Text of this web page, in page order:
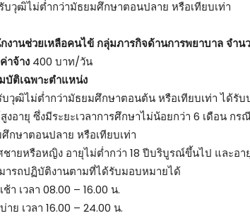
บวุฒิไม่ต่ำกว่ามัธยมศึกษาตอนปลาย หรือเทียบเท่า
งานช่วยเหลือคนไข้ กลุ่มภารกิจด้านการพยาบาล จำน
าจ้าง 400 บาท/วัน
ติเฉพาะตำแหน่ง
บวุฒิไม่ต่ำกว่ามัธยมศึกษาตอนต้น หรือเทียบเท่า ได้รั
งอายุ ซึ่งมีระยะเวลาการศึกษาไม่น้อยกว่า 6 เดือน
กษาตอนปลาย หรือเทียบเท่า
ชายหรือหญิง อายุไม่ต่ำกว่า 18 ปีบริบูรณ์ขึ้นไป และอ
ารถปฏิบัติงานตามที่ได้รับมอบหมายได้
ช้า เวลา 08.00 – 16.00 น.
าย เวลา 16.00 – 24.00 น.